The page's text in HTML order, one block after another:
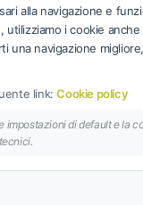
alla navigazione e
utilizziamo i cookie
una navigazione
link:Cookie policy
impostazioni di default e la